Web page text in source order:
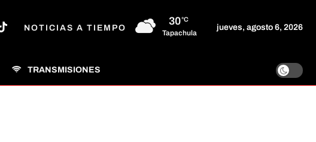
NOTICIAS A TIEMPO
30°C
Tapachula
jueves, agosto 6, 2026
TRANSMISIONES